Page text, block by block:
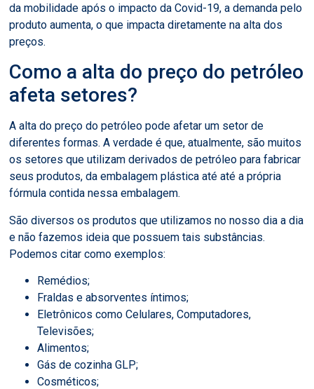
da mobilidade após o impacto da Covid-19, a demanda pelo
produto aumenta, o que impacta diretamente na alta dos
preços.
Como a alta do preço do petróleo
afeta setores?
A alta do preço do petróleo pode afetar um setor de
diferentes formas. A verdade é que, atualmente, são muitos
os setores que utilizam derivados de petróleo para fabricar
seus produtos, da embalagem plástica até até a própria
fórmula contida nessa embalagem.
São diversos os produtos que utilizamos no nosso dia a dia
e não fazemos ideia que possuem tais substâncias.
Podemos citar como exemplos:
Remédios;
Fraldas e absorventes íntimos;
Eletrônicos como Celulares, Computadores,
Televisões;
Alimentos;
Gás de cozinha GLP;
Cosméticos;